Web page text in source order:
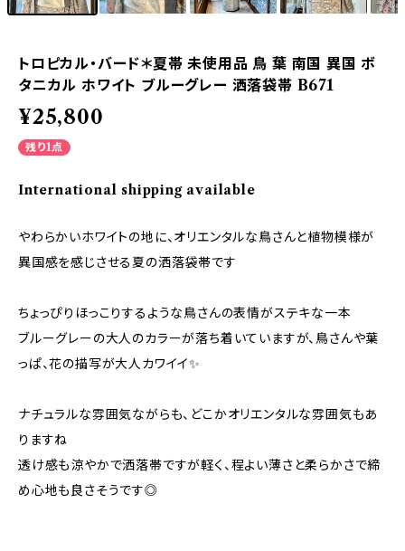
トロピカル・バード＊夏帯 未使用品 鳥 葉 南国 異国 ボ
タニカル ホワイト ブルーグレー 洒落袋帯 B671
¥25,800
残り1点
International shipping available
やわらかいホワイトの地に、オリエンタルな鳥さんと植物模様が
異国感を感じさせる夏の洒落袋帯です
ちょっぴりほっこりするような鳥さんの表情がステキな一本
ブルーグレーの大人のカラーが落ち着いていますが、鳥さんや葉
っぱ、花の描写が大人カワイイ✨️
ナチュラルな雰囲気ながらも、どこかオリエンタルな雰囲気もあ
りますね
透け感も涼やかで洒落帯ですが軽く、程よい薄さと柔らかさで締
め心地も良さそうです◎